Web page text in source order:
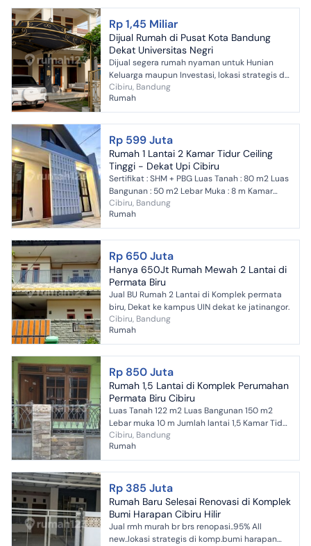
Rp 1,45 Miliar
Dijual Rumah di Pusat Kota Bandung
Dekat Universitas Negri
Dijual segera rumah nyaman untuk Hunian
Keluarga maupun Investasi, lokasi strategis di
tengah Kota Bandung dengan akses mudah ke
berbagai pusat pe...
Cibiru, Bandung
Rumah
Rp 599 Juta
Rumah 1 Lantai 2 Kamar Tidur Ceiling
Tinggi - Dekat Upi Cibiru
Sertifikat : SHM + PBG Luas Tanah : 80 m2 Luas
Bangunan : 50 m2 Lebar Muka : 8 m Kamar
Tidur : 2 Kamar Mandi : 2 Hadap : Timur Semi
Furnished, Kitc...
Cibiru, Bandung
Rumah
Rp 650 Juta
Hanya 650Jt Rumah Mewah 2 Lantai di
Permata Biru
Jual BU Rumah 2 Lantai di Komplek permata
biru, Dekat ke kampus UIN dekat ke jatinangor.
Cibiru, Bandung
Rumah
Rp 850 Juta
Rumah 1,5 Lantai di Komplek Perumahan
Permata Biru Cibiru
Luas Tanah 122 m2 Luas Bangunan 150 m2
Lebar muka 10 m Jumlah lantai 1,5 Kamar Tidur
5 Kamar Mandi 2 Carport 1 Listrik 1300 Watt
Air PDAM ...
Cibiru, Bandung
Rumah
Rp 385 Juta
Rumah Baru Selesai Renovasi di Komplek
Bumi Harapan Cibiru Hilir
Jual rmh murah br brs renopasi..95% All
new..lokasi strategis di komp.bumi harapan